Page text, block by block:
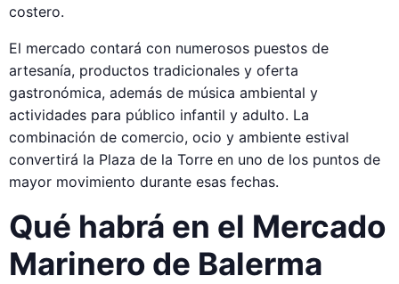
costero.
El mercado contará con numerosos puestos de
artesanía, productos tradicionales y oferta
gastronómica, además de música ambiental y
actividades para público infantil y adulto. La
combinación de comercio, ocio y ambiente estival
convertirá la Plaza de la Torre en uno de los puntos de
mayor movimiento durante esas fechas.
Qué habrá en el Mercado
Marinero de Balerma